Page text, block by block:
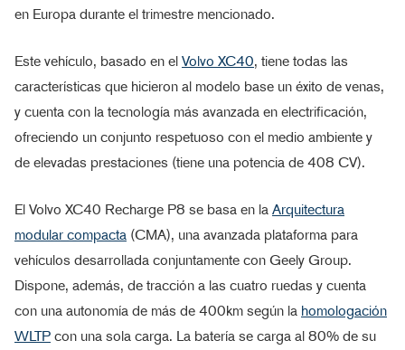
en Europa durante el trimestre mencionado.
Este vehículo, basado en el Volvo XC40, tiene todas las
características que hicieron al modelo base un éxito de venas,
y cuenta con la tecnología más avanzada en electrificación,
ofreciendo un conjunto respetuoso con el medio ambiente y
de elevadas prestaciones (tiene una potencia de 408 CV).
El Volvo XC40 Recharge P8 se basa en la Arquitectura
modular compacta (CMA), una avanzada plataforma para
vehículos desarrollada conjuntamente con Geely Group.
Dispone, además, de tracción a las cuatro ruedas y cuenta
con una autonomía de más de 400km según la homologación
WLTP con una sola carga. La batería se carga al 80% de su